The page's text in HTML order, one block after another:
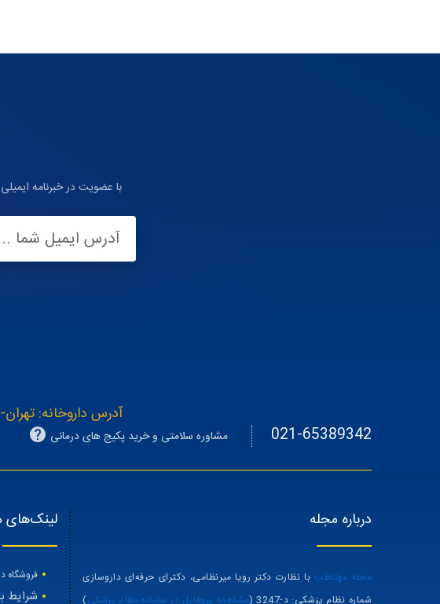
با عضویت در خبرنامه
آدرس ایمیل شما
آدرس داروخانه:
021-65389342
مشاوره سلامتی و خرید پکیج های درمانی
درباره مجله
مجله مهتاطببا نظارت دکتر رویا میرنظامی، دکترای حرفه‌ای داروسازی
شماره نظام پزشکی: د-3247 (
مشاهده پروفایل در سامانه نظام پزشکی)
لینک‌های
فروشگاه
شرایط